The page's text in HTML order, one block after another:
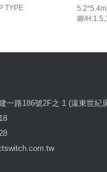
TYPE
腳/
一路186號2F之 1 (遠東世紀